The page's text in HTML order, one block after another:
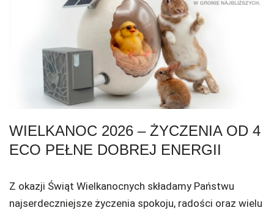
WIELKANOC 2026 – ŻYCZENIA OD 4
ECO PEŁNE DOBREJ ENERGII
Z okazji Świąt Wielkanocnych składamy Państwu
najserdeczniejsze życzenia spokoju, radości oraz wielu